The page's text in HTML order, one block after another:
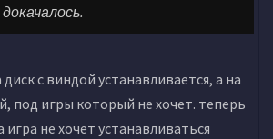
докачалось.
диск с виндой устанавливается, а на
под игры который не хочет. теперь
не хочет устанавливаться